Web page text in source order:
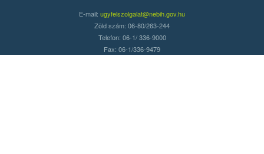
E-mail: ugyfelszolgalat@nebih.gov.hu
Zöld szám: 06-80/263-244
Telefon: 06-1/ 336-9000
Fax: 06-1/336-9479